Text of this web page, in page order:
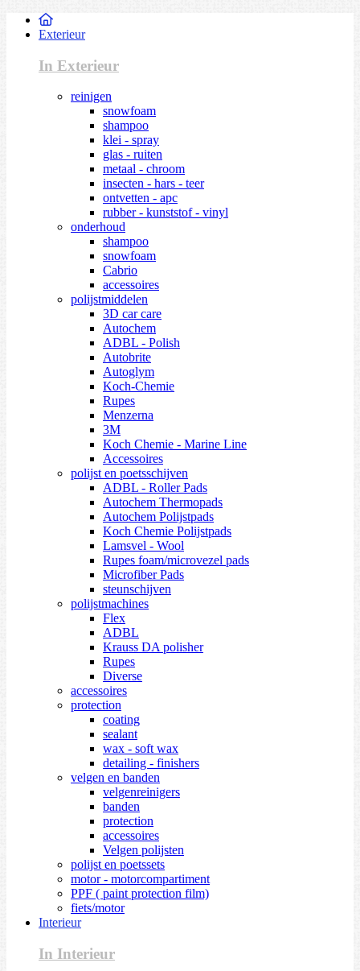
Exterieur
In Exterieur
reinigen
snowfoam
shampoo
klei - spray
glas - ruiten
metaal - chroom
insecten - hars - teer
ontvetten - apc
rubber - kunststof - vinyl
onderhoud
shampoo
snowfoam
Cabrio
accessoires
polijstmiddelen
3D car care
Autochem
ADBL - Polish
Autobrite
Autoglym
Koch-Chemie
Rupes
Menzerna
3M
Koch Chemie - Marine Line
Accessoires
polijst en poetsschijven
ADBL - Roller Pads
Autochem Thermopads
Autochem Polijstpads
Koch Chemie Polijstpads
Lamsvel - Wool
Rupes foam/microvezel pads
Microfiber Pads
steunschijven
polijstmachines
Flex
ADBL
Krauss DA polisher
Rupes
Diverse
accessoires
protection
coating
sealant
wax - soft wax
detailing - finishers
velgen en banden
velgenreinigers
banden
protection
accessoires
Velgen polijsten
polijst en poetssets
motor - motorcompartiment
PPF ( paint protection film)
fiets/motor
Interieur
In Interieur